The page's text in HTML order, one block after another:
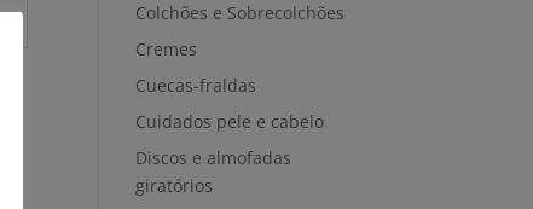
Colchões e Sobrecolchões
Cremes
Cuecas-fraldas
Cuidados pele e cabelo
Discos e almofadas
giratórios